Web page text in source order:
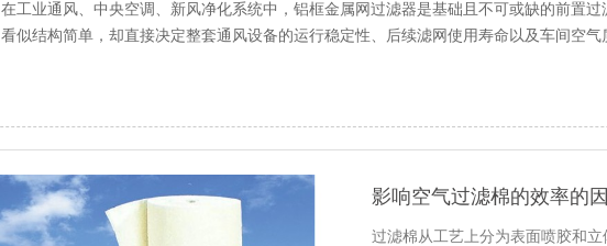
在工业通风、中央空调、新风净化系统中，铝框金属网过滤器是基础且不可或缺的前置
看似结构简单，却直接决定整套通风设备的运行稳定性、后续滤网使用寿命以及车间空
影响空气过滤棉的效率的
过滤棉从工艺上分为表面喷胶和